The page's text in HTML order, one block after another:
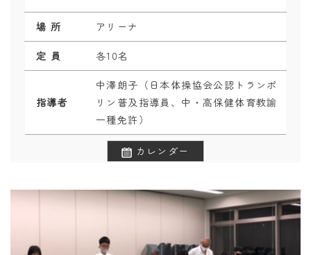
場 所 アリーナ
定 員 各10名
指導者
中澤朗子（日本体操協会公認トランポ
リン普及指導員、中・高保健体育教諭
一種免許）
カレンダー